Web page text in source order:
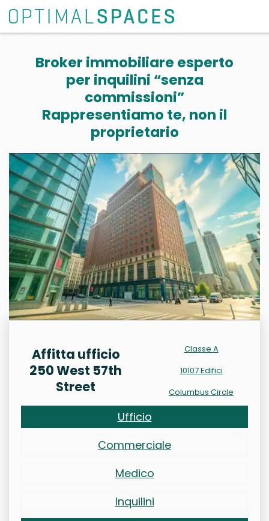
Broker immobiliare esperto
per inquilini “senza
commissioni”
Rappresentiamo te, non il
proprietario
Affitta ufficio
250 West 57th
Street
Classe A
10107 Edifici
Columbus Circle
Ufficio
Commerciale
Medico
Inquilini